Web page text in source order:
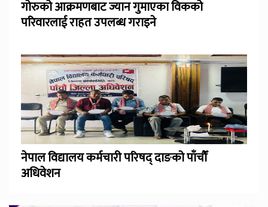
गोरुको आक्रमणबाट ज्यान गुमाएका विकको
परिवारलाई राहत उपलब्ध गराइने
नेपाल विद्यालय कर्मचारी परिषद् दाङको पाँचौँ
अधिवेशन